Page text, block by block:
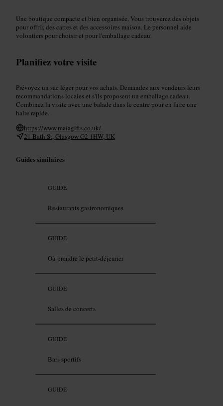
Une boutique compacte et bien organisée. Vous trouverez des objets
pour offrir, des cartes et des accessoires maison. Le personnel aide
volontiers pour choisir et pour l'emballage cadeau.
Planifiez votre visite
Prévoyez un sac léger pour vos achats. Demandez aux vendeurs leurs
recommandations locales et s'ils proposent un emballage cadeau.
Combinez la visite avec une balade dans le centre pour en faire une
halte rapide.
https://www.maiagifts.co.uk/
21 Bath St, Glasgow G2 1HW, UK
Guides similaires
GUIDE
Restaurants gastronomiques
GUIDE
Où prendre le petit-déjeuner
GUIDE
Salles de concerts
GUIDE
Bars sportifs
GUIDE